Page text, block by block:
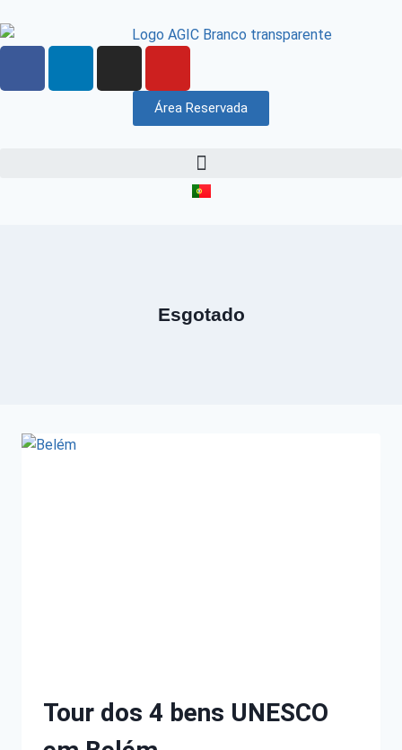
Área Reservada
Esgotado
Tour dos 4 bens UNESCO